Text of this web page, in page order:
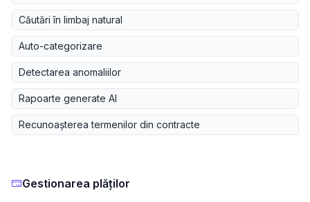
Căutări în limbaj natural
Auto-categorizare
Detectarea anomaliilor
Rapoarte generate AI
Recunoașterea termenilor din contracte
Gestionarea plăților